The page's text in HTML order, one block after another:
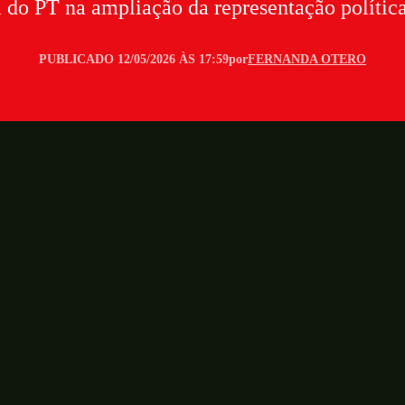
do PT na ampliação da representação
PUBLICADO 12/05/2026 ÀS 17:59porFERNANDA OTERO